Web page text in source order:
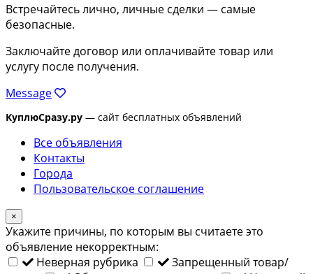
Встречайтесь лично, личные сделки — самые
безопасные.
Заключайте договор или оплачивайте товар или
услугу после получения.
Message
КуплюСразу.ру — сайт бесплатных объявлений
Все объявления
Контакты
Города
Пользовательское соглашение
×
Укажите причины, по которым вы считаете это
объявление некорректным:
Неверная рубрика
Запрещенный товар/